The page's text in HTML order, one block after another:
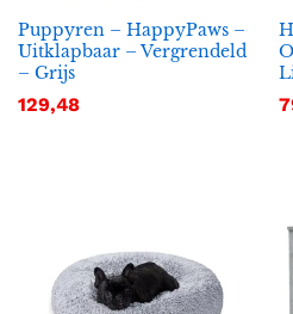
Puppyren – HappyPaws –
Uitklapbaar – Vergrendeld
– Grijs
129,48